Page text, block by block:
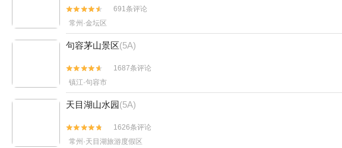


691条评论
常州·金坛区
句容茅山景区(5A)


1687条评论
镇江·句容市
天目湖山水园(5A)


1626条评论
常州·天目湖旅游度假区